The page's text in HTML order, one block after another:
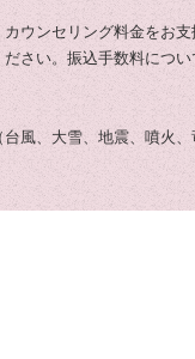
ウンセリング料金をお
さい。振込手数料につい
風、大雪、地震、噴火